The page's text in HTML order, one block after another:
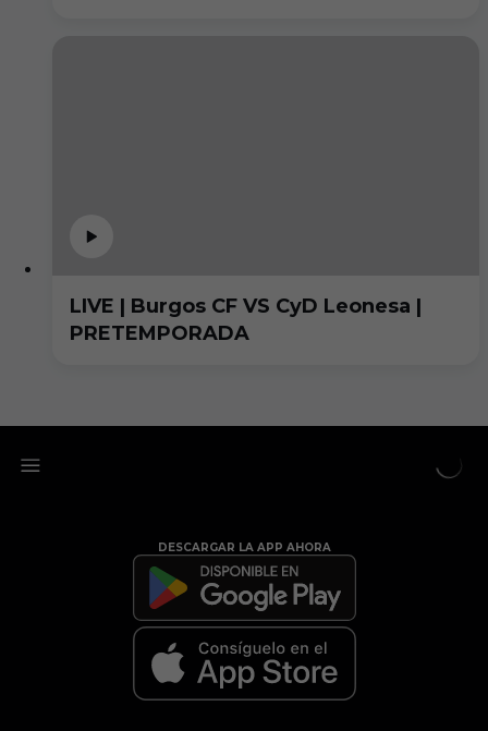
LIVE | Burgos CF VS CyD Leonesa |
PRETEMPORADA
DESCARGAR LA APP AHORA